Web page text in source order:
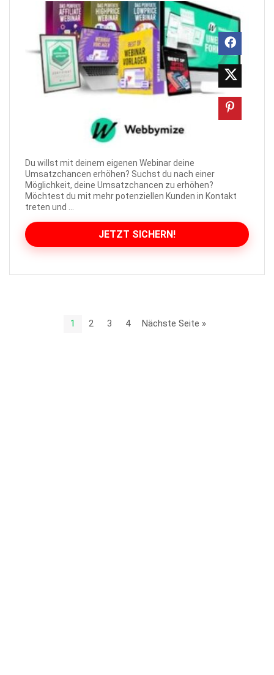
Du willst mit deinem eigenen Webinar deine
Umsatzchancen erhöhen? Suchst du nach einer
Möglichkeit, deine Umsatzchancen zu erhöhen?
Möchtest du mit mehr potenziellen Kunden in Kontakt
treten und ...
JETZT SICHERN!
1 2 3 4 Nächste Seite »